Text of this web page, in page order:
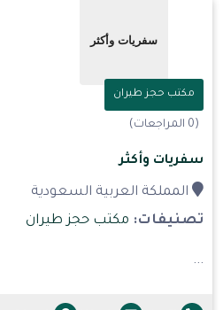
مكتب حجز طيران
(0 المراجعات)
سفريات وأكثر
المملكة العربية السعودية
تصنيفات: مكتب حجز طيران
...